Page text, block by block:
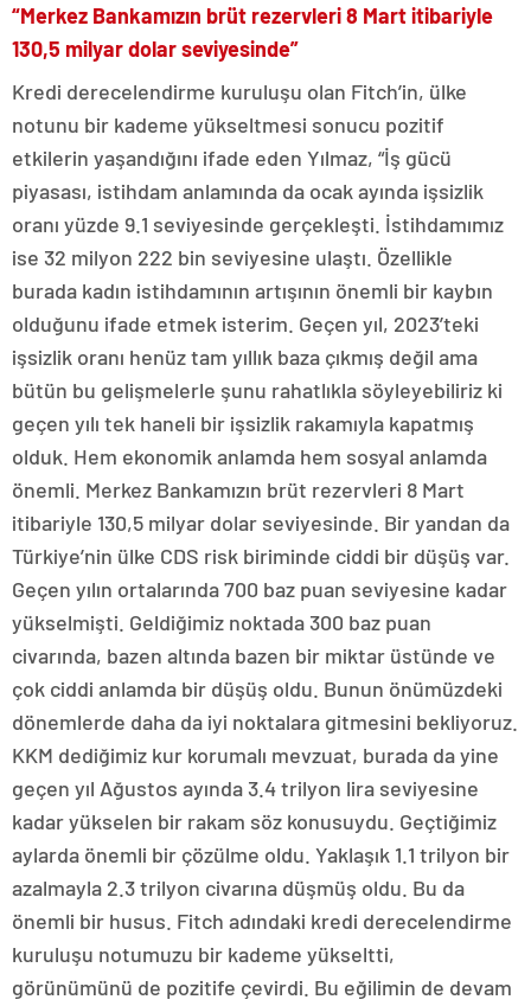
“Merkez Bankamızın brüt rezervleri 8 Mart itibariyle
130,5 milyar dolar seviyesinde”
Kredi derecelendirme kuruluşu olan Fitch’in, ülke
notunu bir kademe yükseltmesi sonucu pozitif
etkilerin yaşandığını ifade eden Yılmaz, “İş gücü
piyasası, istihdam anlamında da ocak ayında işsizlik
oranı yüzde 9.1 seviyesinde gerçekleşti. İstihdamımız
ise 32 milyon 222 bin seviyesine ulaştı. Özellikle
burada kadın istihdamının artışının önemli bir kaybın
olduğunu ifade etmek isterim. Geçen yıl, 2023’teki
işsizlik oranı henüz tam yıllık baza çıkmış değil ama
bütün bu gelişmelerle şunu rahatlıkla söyleyebiliriz ki
geçen yılı tek haneli bir işsizlik rakamıyla kapatmış
olduk. Hem ekonomik anlamda hem sosyal anlamda
önemli. Merkez Bankamızın brüt rezervleri 8 Mart
itibariyle 130,5 milyar dolar seviyesinde. Bir yandan da
Türkiye’nin ülke CDS risk biriminde ciddi bir düşüş var.
Geçen yılın ortalarında 700 baz puan seviyesine kadar
yükselmişti. Geldiğimiz noktada 300 baz puan
civarında, bazen altında bazen bir miktar üstünde ve
çok ciddi anlamda bir düşüş oldu. Bunun önümüzdeki
dönemlerde daha da iyi noktalara gitmesini bekliyoruz.
KKM dediğimiz kur korumalı mevzuat, burada da yine
geçen yıl Ağustos ayında 3.4 trilyon lira seviyesine
kadar yükselen bir rakam söz konusuydu. Geçtiğimiz
aylarda önemli bir çözülme oldu. Yaklaşık 1.1 trilyon bir
azalmayla 2.3 trilyon civarına düşmüş oldu. Bu da
önemli bir husus. Fitch adındaki kredi derecelendirme
kuruluşu notumuzu bir kademe yükseltti,
görünümünü de pozitife çevirdi. Bu eğilimin de devam